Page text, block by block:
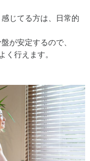
じてる方は、日常的
が安定するので、
く行えます。